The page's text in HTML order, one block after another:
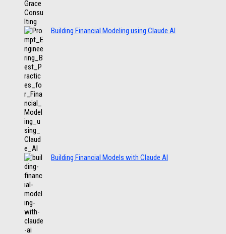
Building Financial Modeling using Claude AI
Building Financial Models with Claude AI